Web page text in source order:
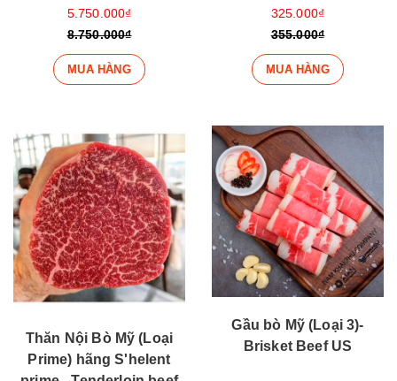
5.750.000₫
8.750.000₫
MUA HÀNG
325.000₫
355.000₫
MUA HÀNG
Thăn Nội Bò Mỹ (Loại
Prime) hãng S'helent
Gầu bò Mỹ (Loại 3)-
Brisket Beef US